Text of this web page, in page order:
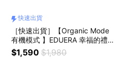
快速出貨
［快速出貨］【Organic Mode
有機模式 】EDUERA 幸福的禮物
洗護系列洗髮精( 750ML)
$1,590 $1,980